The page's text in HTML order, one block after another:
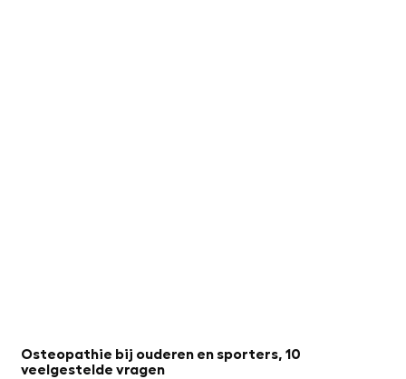
Osteopathie bij ouderen en sporters, 10
veelgestelde vragen